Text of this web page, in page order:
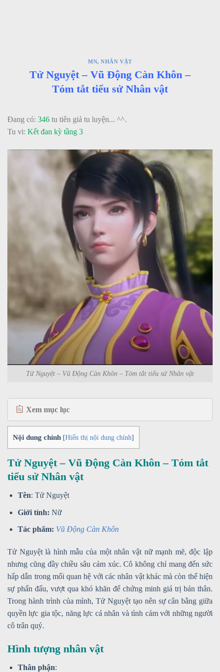
MN,NHÂN VẬT
Tử Nguyệt – Vũ Động Càn Khôn –
Tóm tắt tiểu sử Nhân vật
Đang có: 346 tu tiên giả tu luyện... ^^.
Tu vi: Kết đan kỳ tầng 3
Tử Nguyệt – Vũ Động Càn Khôn – Tóm tắt tiểu sử Nhân vật
Xem mục lục
Nội dung chính [Hiển thị nội dung chính]
Tử Nguyệt – Vũ Động Càn Khôn – Tóm tắt
tiểu sử Nhân vật
Tên: Tử Nguyệt
Giới tính: Nữ
Tác phẩm: Vũ Động Càn Khôn
Tử Nguyệt là hình mẫu của một nhân vật nữ mạnh mẽ, độc lập
nhưng cũng đầy chiều sâu cảm xúc. Cô không chỉ mang đến sức
hấp dẫn trong mối quan hệ với các nhân vật khác mà còn thể hiện
sự phấn đấu, vượt qua khó khăn để chứng minh giá trị bản thân.
Trong hành trình của mình, Tử Nguyệt tạo nên sự cân bằng giữa
quyền lực gia tộc, năng lực cá nhân và tình cảm với những người
cô trân quý.
Hình tượng nhân vật
Thân phận: